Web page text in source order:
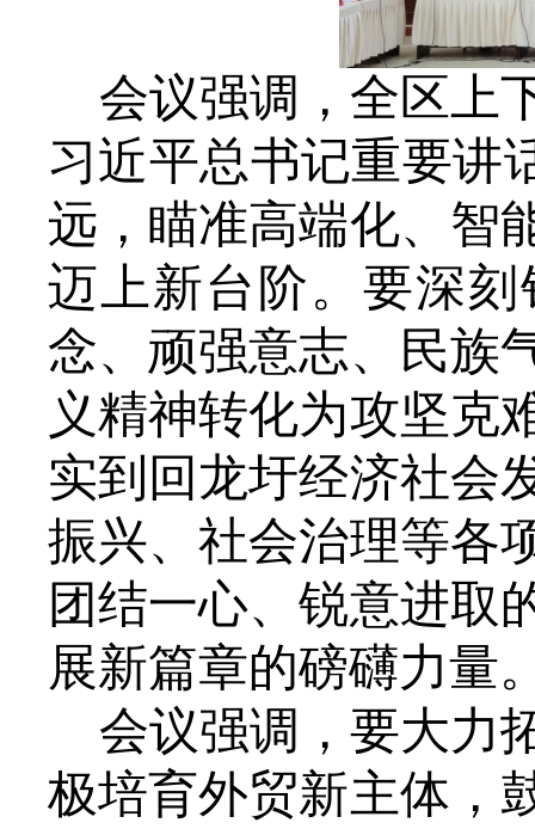
会议强调，全区上
习近平总书记重要讲
远，瞄准高端化、智
迈上新台阶。要深
念、顽强意志、民族
义精神转化为攻坚克
实到回龙圩经济社会
振兴、社会治理等各
团结一心、锐意进取
展新篇章的磅礴力量
会议强调，要大力
极培育外贸新主体，